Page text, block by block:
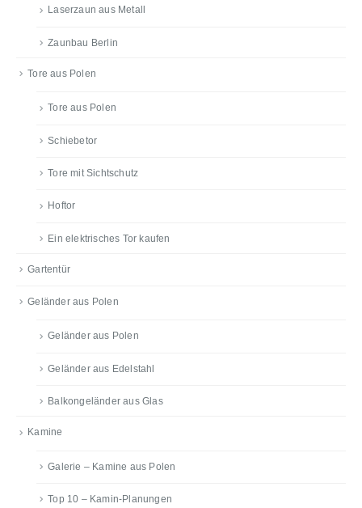
Laserzaun aus Metall
Zaunbau Berlin
Tore aus Polen
Tore aus Polen
Schiebetor
Tore mit Sichtschutz
Hoftor
Ein elektrisches Tor kaufen
Gartentür
Geländer aus Polen
Geländer aus Polen
Geländer aus Edelstahl
Balkongeländer aus Glas
Kamine
Galerie – Kamine aus Polen
Top 10 – Kamin-Planungen